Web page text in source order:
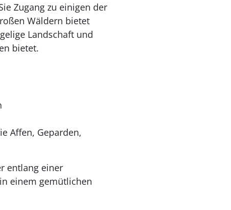
Zugang zu einigen der
Wäldern bietet
Landschaft und
bietet.
Affen, Geparden,
entlang einer
einem gemütlichen